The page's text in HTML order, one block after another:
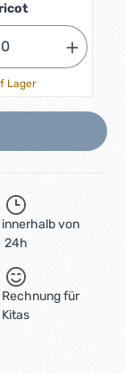
Lager
von
24h
Rechnung für
Kitas